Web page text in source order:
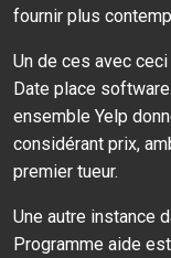
fournir plus
Un de ces avec
Date place
ensemble Yelp
considérant prix,
premier tueur.
Une autre instance
Programme aide